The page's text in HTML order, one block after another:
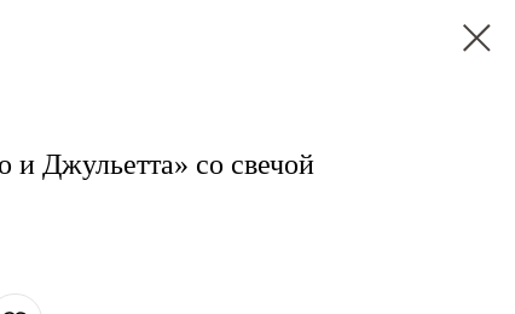
и Джульетта» со свечой